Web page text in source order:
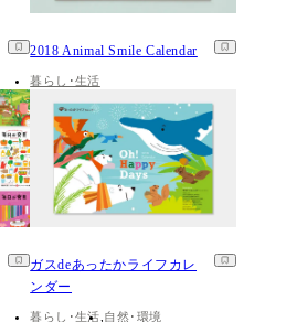
2018 Animal Smile Calendar
暮らし･生活
ガスdeあったかライフカレ
ンダー
暮らし･生活 自然･環境